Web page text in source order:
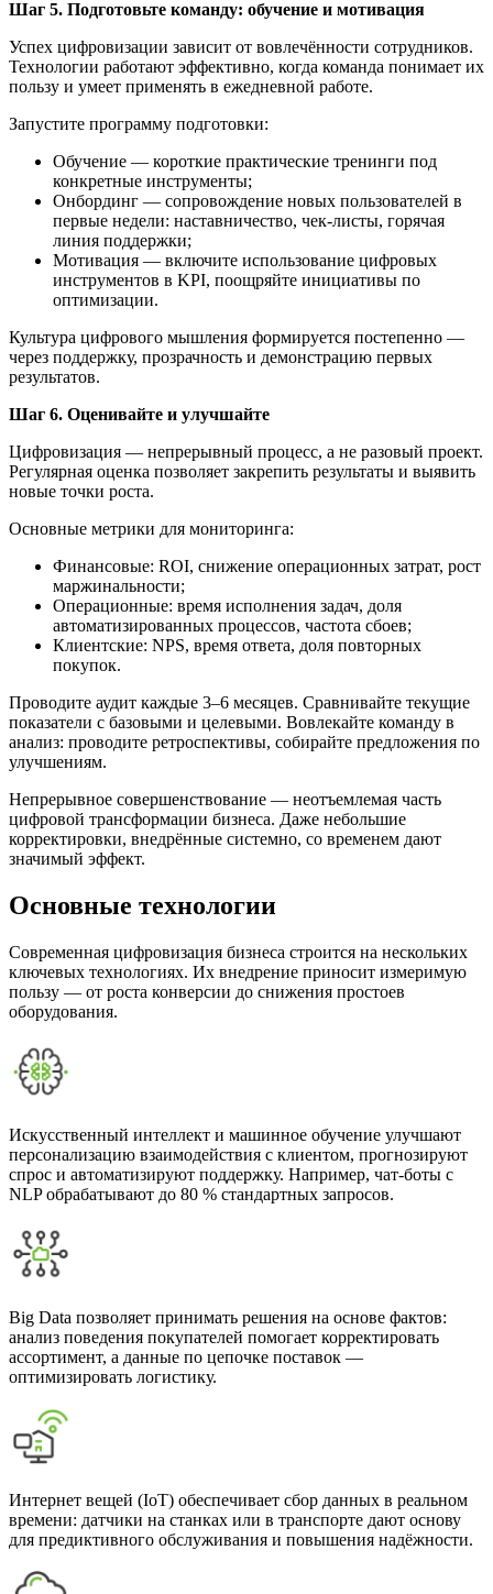
Шаг 5. Подготовьте команду: обучение и мотивация
Успех цифровизации зависит от вовлечённости сотрудников.
Технологии работают эффективно, когда команда понимает их
пользу и умеет применять в ежедневной работе.
Запустите программу подготовки:
Обучение — короткие практические тренинги под
конкретные инструменты;
Онбординг — сопровождение новых пользователей в
первые недели: наставничество, чек-листы, горячая
линия поддержки;
Мотивация — включите использование цифровых
инструментов в KPI, поощряйте инициативы по
оптимизации.
Культура цифрового мышления формируется постепенно —
через поддержку, прозрачность и демонстрацию первых
результатов.
Шаг 6. Оценивайте и улучшайте
Цифровизация — непрерывный процесс, а не разовый проект.
Регулярная оценка позволяет закрепить результаты и выявить
новые точки роста.
Основные метрики для мониторинга:
Финансовые: ROI, снижение операционных затрат, рост
маржинальности;
Операционные: время исполнения задач, доля
автоматизированных процессов, частота сбоев;
Клиентские: NPS, время ответа, доля повторных
покупок.
Проводите аудит каждые 3–6 месяцев. Сравнивайте текущие
показатели с базовыми и целевыми. Вовлекайте команду в
анализ: проводите ретроспективы, собирайте предложения по
улучшениям.
Непрерывное совершенствование — неотъемлемая часть
цифровой трансформации бизнеса. Даже небольшие
корректировки, внедрённые системно, со временем дают
значимый эффект.
Основные технологии
Современная цифровизация бизнеса строится на нескольких
ключевых технологиях. Их внедрение приносит измеримую
пользу — от роста конверсии до снижения простоев
оборудования.
Искусственный интеллект и машинное обучение улучшают
персонализацию взаимодействия с клиентом, прогнозируют
спрос и автоматизируют поддержку. Например, чат-боты с
NLP обрабатывают до 80 % стандартных запросов.
Big Data позволяет принимать решения на основе фактов:
анализ поведения покупателей помогает корректировать
ассортимент, а данные по цепочке поставок —
оптимизировать логистику.
Интернет вещей (IoT) обеспечивает сбор данных в реальном
времени: датчики на станках или в транспорте дают основу
для предиктивного обслуживания и повышения надёжности.